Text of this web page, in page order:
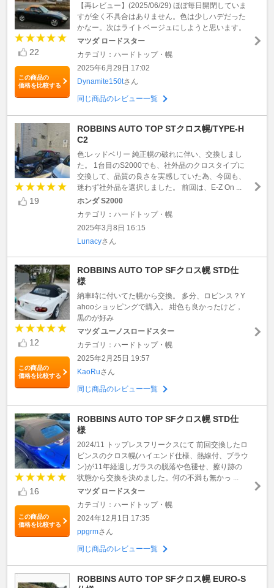
22
この商品の
価格を比較する
【再レビュー】(2025/06/29) ほぼ毎日開閉していま
すが全く不具合はありません。色は少しハデだった
かなー。次はライトベージュにしようと思います。
マツダ ロードスター
カテゴリ：ハードトップ・幌
2025年6月29日 17:02
Dynamite150tさん
同じ商品のレビュー一覧
19
ROBBINS AUTO TOP STクロス幌/TYPE-H
C2
色:レッドベリー 純正幌の破れに伴い、交換しまし
た。 1台目のS2000でも、社外品のクロスタイプに
交換して、品質の良さを実感していた為、今回も、
迷わず社外品を選択しました。 前回は、E-Z On ...
ホンダ S2000
カテゴリ：ハードトップ・幌
2025年3月8日 16:15
Lunacyさん
12
この商品の
価格を比較する
ROBBINS AUTO TOP SFクロス幌 STD仕
様
納車時に付いてた幌から交換。 多分、ロビンス？Y
ahooショッピングで購入。 紺色も良かったけど，
黒のが好み
マツダ ユーノスロードスター
カテゴリ：ハードトップ・幌
2025年2月25日 19:57
KaoRuさん
同じ商品のレビュー一覧
16
この商品の
価格を比較する
ROBBINS AUTO TOP SFクロス幌 STD仕
様
2024/11 トップレスフリークスにて 前回交換したロ
ビンスのクロス幌(ハイエンド仕様、熱線付、ブラウ
ン)が11年経過しガラスの脱落や色褪せ、擦り跡の
状態から交換を決めました。何の不満も無かっ ...
マツダ ロードスター
カテゴリ：ハードトップ・幌
2024年12月1日 17:35
ppgrmさん
同じ商品のレビュー一覧
ROBBINS AUTO TOP SFクロス幌 EURO-S